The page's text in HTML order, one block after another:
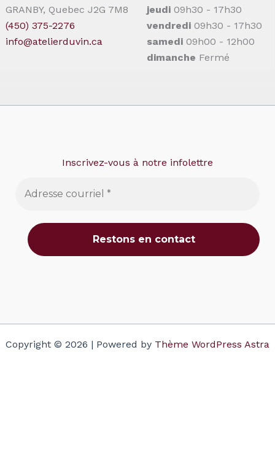
GRANBY, Quebec J2G 7M8
(450) 375-2276
info@atelierduvin.ca
jeudi 09h30 - 17h30
vendredi 09h30 - 17h30
samedi 09h00 - 12h00
dimanche Fermé
Inscrivez-vous à notre infolettre
Copyright © 2026 | Powered by Thème WordPress Astra